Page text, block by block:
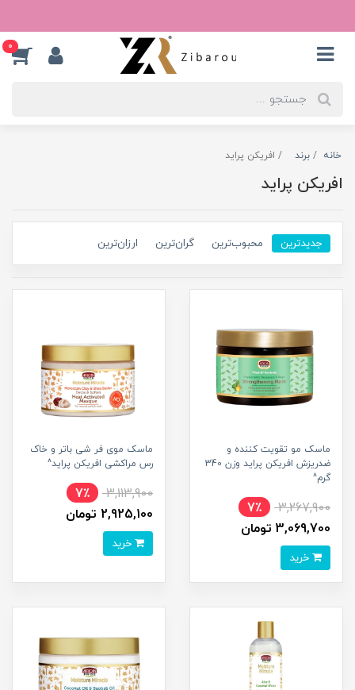
0
خانه برند افریکن پراید
افریکن پراید
جدیدترین محبوب‌ترین گران‌ترین ارزان‌ترین
ماسک مو تقویت کننده و
ضدریزش افریکن پراید وزن 340
گرم^
3,267,900
7٪
3,069,700 تومان
ماسک موی فر شی باتر و خاک
رس مراکشی افریکن پراید^
3,113,900
7٪
2,925,100 تومان